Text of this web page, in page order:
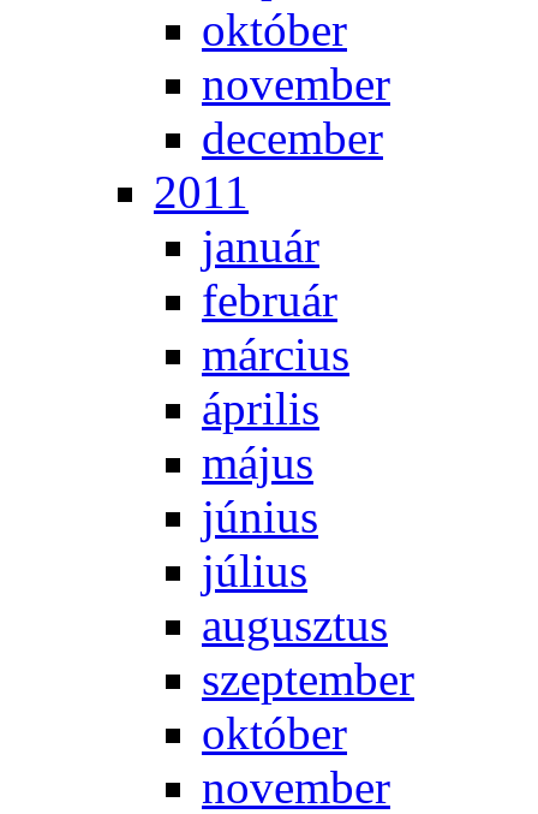
ok­tó­ber
no­vem­ber
de­cem­ber
2011
ja­nu­ár
feb­ru­ár
már­ci­us
áp­ri­lis
má­jus
jú­ni­us
jú­li­us
au­gusz­tus
szep­tem­ber
ok­tó­ber
no­vem­ber